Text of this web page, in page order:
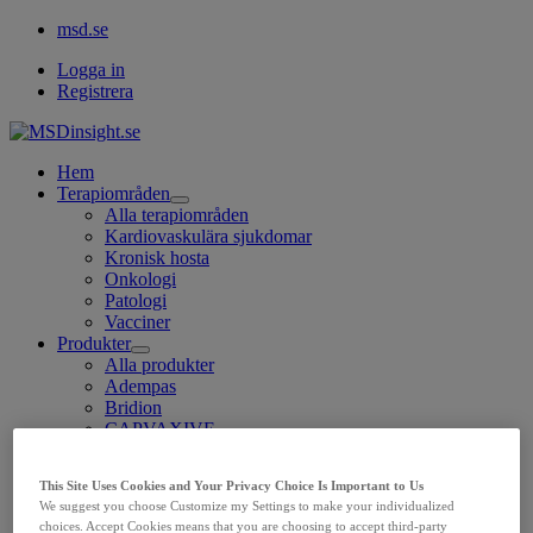
msd.se
Logga in
Registrera
Hem
Terapiområden
Open
submenu
Alla terapiområden
Kardiovaskulära sjukdomar
Kronisk hosta
Onkologi
Patologi
Vacciner
Produkter
Open
submenu
Alla produkter
Adempas
Bridion
CAPVAXIVE
HBVaxPRO
Isentress
This Site Uses Cookies and Your Privacy Choice Is Important to Us
We suggest you choose Customize my Settings to make your individualized
choices. Accept Cookies means that you are choosing to accept third-party